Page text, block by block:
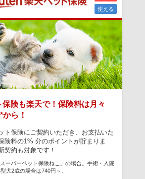
使える
保険も楽天で！保険料は月々
ら！
ト保険にご契約いただき、お支払いた
険料の1% 分のポイントが貯まりま
契約も対象です！
ーパーペット保険ねこ」の場合。手術・入院
犬2歳の場合は740円～。